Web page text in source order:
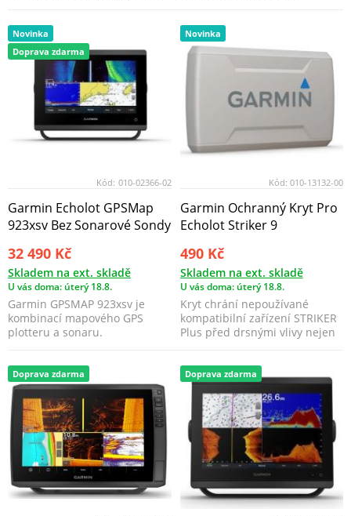
Novinka
Doprava zdarma
Kód: 010-02366-02
Garmin Echolot GPSMap
923xsv Bez Sonarové Sondy
32 490 Kč
Skladem na ext. skladě
U vás doma: úterý 18.8.
Garmin GPSMAP 923xsv je
kombinací mapového GPS
plotteru a sonaru.
Novinka
Kód: 010-13132-00
Garmin Ochranný Kryt Pro
Echolot Striker 9
490 Kč
Skladem na ext. skladě
U vás doma: úterý 18.8.
Kryt chrání nepoužívané
kompatibilní zařízení STRIKER
Plus před drsnými vlivy nejen
Doprava zdarma Doprava zdarma